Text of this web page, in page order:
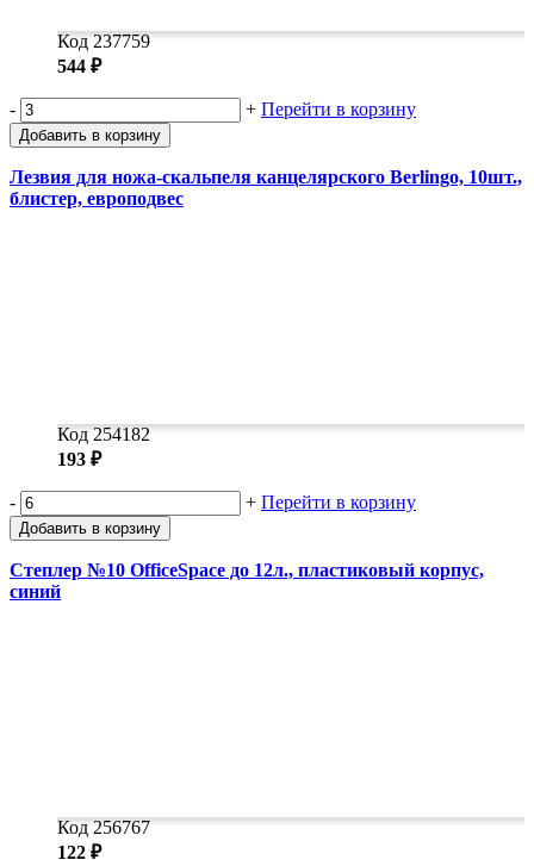
Код 237759
544 ₽
- + Перейти в корзину
Добавить в корзину
Лезвия для ножа-скальпеля канцелярского Berlingo, 10шт.,
блистер, европодвес
Код 254182
193 ₽
- + Перейти в корзину
Добавить в корзину
Степлер №10 OfficeSpace до 12л., пластиковый корпус,
синий
Код 256767
122 ₽